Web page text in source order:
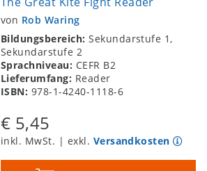
von Rob Waring
Bildungsbereich:Sekundarstufe 1,
Sekundarstufe 2
Sprachniveau: CEFR B2
Lieferumfang: Reader
ISBN: 978-1-4240-1118-6
€ 5,45
inkl. MwSt. | exkl. Versandkosten